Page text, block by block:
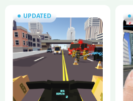
UPDATED